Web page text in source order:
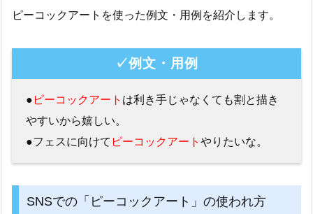
ピーコックアートを使った例文・用例を紹介します。
✓例文・用例
● ピーコックアート は利き手じゃなくても割と描き
やすいから嬉しい。
●フェスに向けて ピーコックアート やりたいな。
SNSでの「ピーコックアート」の使われ方